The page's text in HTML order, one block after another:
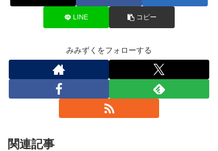
LINE コピー
みみずくをフォローする
関連記事